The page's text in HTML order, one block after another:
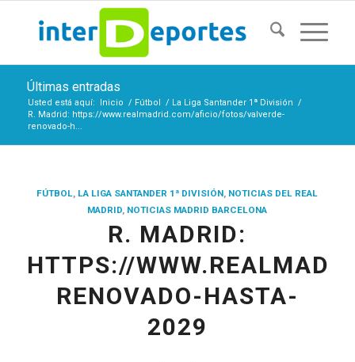
Últimas entradas
Usted está aquí: Inicio / Fútbol / La Liga Santander 1ª División /
R. Madrid: https://www.realmadrid.com/aficio/fotos/valverde-
renovado-h...
FÚTBOL, LA LIGA SANTANDER 1ª DIVISIÓN, NOTICIAS DEL REAL
MADRID, NOTICIAS MADRID BARCELONA
R. MADRID:
HTTPS://
RENOVADO-HASTA-
2029